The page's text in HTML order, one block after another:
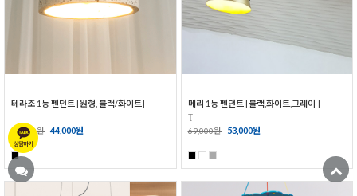
테라조 1등 펜던트 [원형, 블랙/화이트]
50,000원 44,000원
메리 1등 펜던트 [블랙,화이트,그레이 ]
Ʈ
69,000원
53,000원